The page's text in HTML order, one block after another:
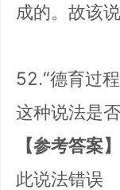
成的。故该
52.“德育过
这种说法是
【参考答案】
此说法错误